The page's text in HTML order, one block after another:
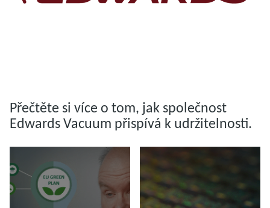
Přečtěte si více o tom, jak společnost
Edwards Vacuum přispívá k udržitelnosti.